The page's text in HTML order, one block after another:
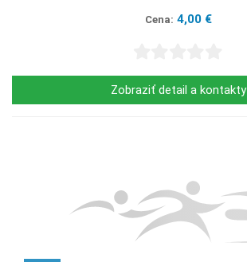
Cena: 4,00 €
Zobraziť detail a kontakty